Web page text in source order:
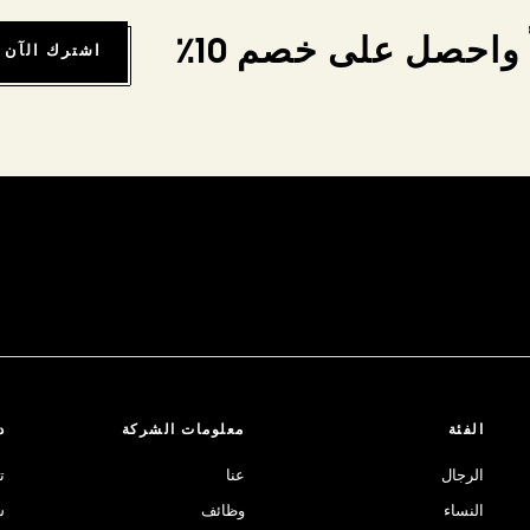
على خصم 10٪ اشترك الآن
الفئة
الرجال
النساء
معلومات الشركة
عنا
وظائف